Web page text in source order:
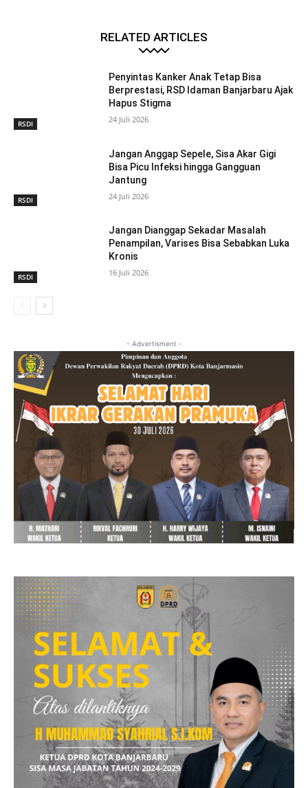
RELATED ARTICLES
RSDI
Penyintas Kanker Anak Tetap Bisa
Berprestasi, RSD Idaman Banjarbaru Ajak
Hapus Stigma
24 Juli 2026
RSDI
Jangan Anggap Sepele, Sisa Akar Gigi
Bisa Picu Infeksi hingga Gangguan
Jantung
24 Juli 2026
RSDI
Jangan Dianggap Sekadar Masalah
Penampilan, Varises Bisa Sebabkan Luka
Kronis
16 Juli 2026
- Advertisment -